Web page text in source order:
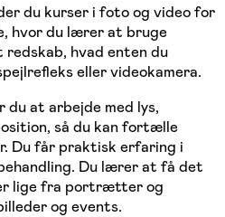
du kurser i foto og video for
hvor du lærer at bruge
hvad enten du
eller videokamera.
at arbejde med lys,
så du kan fortælle
Du får praktisk erfaring i
Du lærer at få det
lige fra portrætter og
og events.